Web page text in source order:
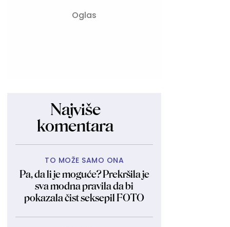
Najviše
komentara
TO MOŽE SAMO ONA
Pa, da li je moguće? Prekršila je
sva modna pravila da bi
pokazala čist seksepil FOTO